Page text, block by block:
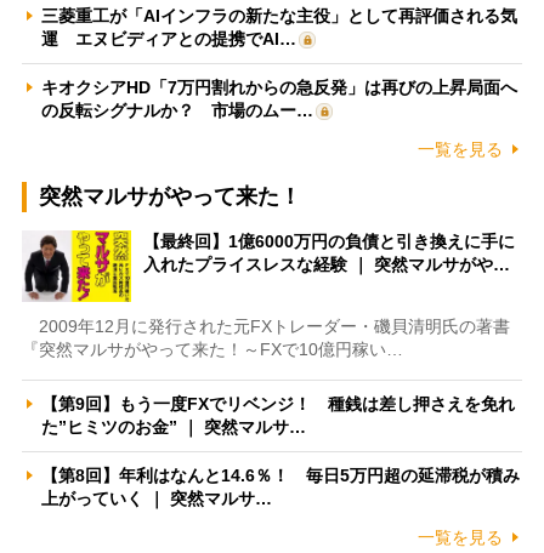
三菱重工が「AIインフラの新たな主役」として再評価される気
運 エヌビディアとの提携でAI…
キオクシアHD「7万円割れからの急反発」は再びの上昇局面へ
の反転シグナルか？ 市場のムー…
一覧を見る
突然マルサがやって来た！
【最終回】1億6000万円の負債と引き換えに手に
入れたプライスレスな経験 ｜ 突然マルサがや…
2009年12月に発行された元FXトレーダー・磯貝清明氏の著書
『突然マルサがやって来た！～FXで10億円稼い…
【第9回】もう一度FXでリベンジ！ 種銭は差し押さえを免れ
た”ヒミツのお金” ｜ 突然マルサ…
【第8回】年利はなんと14.6％！ 毎日5万円超の延滞税が積み
上がっていく ｜ 突然マルサ…
一覧を見る